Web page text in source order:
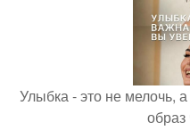
Улыбка - это не мелочь,
образ